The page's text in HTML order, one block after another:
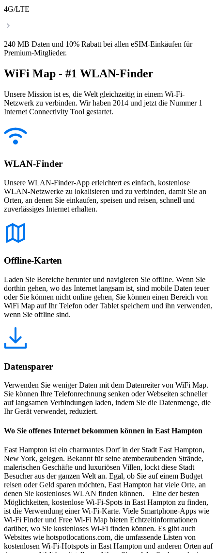
4G/LTE
240 MB Daten und 10% Rabatt bei allen eSIM-Einkäufen für
Premium-Mitglieder.
WiFi Map - #1 WLAN-Finder
Unsere Mission ist es, die Welt gleichzeitig in einem Wi-Fi-
Netzwerk zu verbinden. Wir haben 2014 und jetzt die Nummer 1
Internet Connectivity Tool gestartet.
WLAN-Finder
Unsere WLAN-Finder-App erleichtert es einfach, kostenlose
WLAN-Netzwerke zu lokalisieren und zu verbinden, damit Sie an
Orten, an denen Sie einkaufen, speisen und reisen, schnell und
zuverlässiges Internet erhalten.
Offline-Karten
Laden Sie Bereiche herunter und navigieren Sie offline. Wenn Sie
dorthin gehen, wo das Internet langsam ist, sind mobile Daten teuer
oder Sie können nicht online gehen, Sie können einen Bereich von
WiFi Map auf Ihr Telefon oder Tablet speichern und ihn verwenden,
wenn Sie offline sind.
Datensparer
Verwenden Sie weniger Daten mit dem Datenreiter von WiFi Map.
Sie können Ihre Telefonrechnung senken oder Webseiten schneller
auf langsamen Verbindungen laden, indem Sie die Datenmenge, die
Ihr Gerät verwendet, reduziert.
Wo Sie offenes Internet bekommen können in East Hampton
East Hampton ist ein charmantes Dorf in der Stadt East Hampton,
New York, gelegen. Bekannt für seine atemberaubenden Strände,
malerischen Geschäfte und luxuriösen Villen, lockt diese Stadt
Besucher aus der ganzen Welt an. Egal, ob Sie auf einem Budget
reisen oder Geld sparen möchten, East Hampton hat viele Orte, an
denen Sie kostenloses WLAN finden können. Eine der besten
Möglichkeiten, kostenlose Wi-Fi-Spots in East Hampton zu finden,
ist die Verwendung einer Wi-Fi-Karte. Viele Smartphone-Apps wie
Wi-Fi Finder und Free Wi-Fi Map bieten Echtzeitinformationen
darüber, wo Sie kostenloses Wi-Fi finden können. Es gibt auch
Websites wie hotspotlocations.com, die umfassende Listen von
kostenlosen Wi-Fi-Hotspots in East Hampton und anderen Orten auf